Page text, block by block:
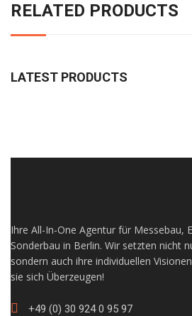
RELATED PRODUCTS
LATEST PRODUCTS
Ihre All-In-One Agentur für Messebau,
Sonderbau in Berlin. Wir setzten nicht
sondern auch ihre individuellen
sie sich Überzeugen!
+49 (0) 30 924 0 95 97